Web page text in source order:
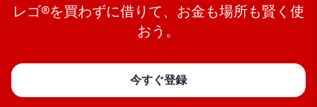
レゴ®を買わずに借りて、お金も場所も賢く使
おう。
今すぐ登録